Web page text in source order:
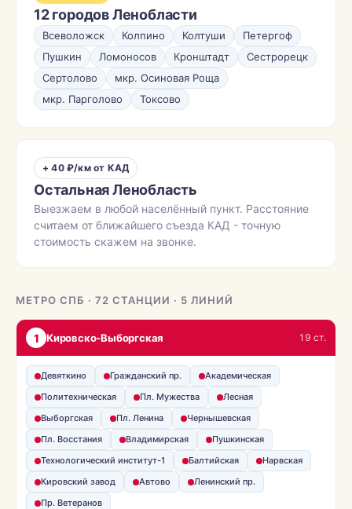
12 городов Ленобласти
Всеволожск Колпино Колтуши
Петергоф
Пушкин
Ломоносов Кронштадт
Сестрорецк
Сертолово
мкр. Осиновая Роща
мкр. Парголово
Токсово
+ 40 ₽/км от КАД
Остальная Ленобласть
Выезжаем в любой населённый пункт. Расстояние
считаем от ближайшего съезда КАД - точную
стоимость скажем на звонке.
МЕТРО СПБ · 72 СТАНЦИИ · 5 ЛИНИЙ
1 Кировско-Выборгская 19 ст.
Девяткино Гражданский пр.
Академическая
Политехническая
Пл. Мужества
Лесная
Выборгская
Пл. Ленина
Чернышевская
Пл. Восстания
Владимирская
Пушкинская
Технологический институт-1
Балтийская
Нарвская
Кировский завод
Автово
Ленинский пр.
Пр. Ветеранов